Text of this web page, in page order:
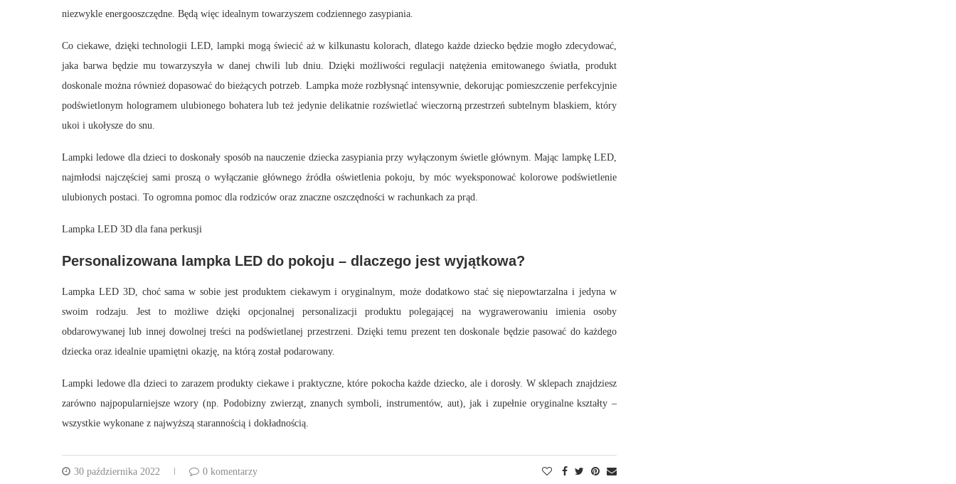
niezwykle energooszczędne. Będą więc idealnym towarzyszem codziennego zasypiania.
Co ciekawe, dzięki technologii LED, lampki mogą świecić aż w kilkunastu kolorach, dlatego każde dziecko będzie mogło zdecydować,
jaka barwa będzie mu towarzyszyła w danej chwili lub dniu. Dzięki możliwości regulacji natężenia emitowanego światła, produkt
doskonale można również dopasować do bieżących potrzeb. Lampka może rozbłysnąć intensywnie, dekorując pomieszczenie perfekcyjnie
podświetlonym hologramem ulubionego bohatera lub też jedynie delikatnie rozświetlać wieczorną przestrzeń subtelnym blaskiem, który
ukoi i ukołysze do snu.
Lampki ledowe dla dzieci to doskonały sposób na nauczenie dziecka zasypiania przy wyłączonym świetle głównym. Mając lampkę LED,
najmłodsi najczęściej sami proszą o wyłączanie głównego źródła oświetlenia pokoju, by móc wyeksponować kolorowe podświetlenie
ulubionych postaci. To ogromna pomoc dla rodziców oraz znaczne oszczędności w rachunkach za prąd.
Lampka LED 3D dla fana perkusji
Personalizowana lampka LED do pokoju – dlaczego jest wyjątkowa?
Lampka LED 3D, choć sama w sobie jest produktem ciekawym i oryginalnym, może dodatkowo stać się niepowtarzalna i jedyna w
swoim rodzaju. Jest to możliwe dzięki opcjonalnej personalizacji produktu polegającej na wygrawerowaniu imienia osoby
obdarowywanej lub innej dowolnej treści na podświetlanej przestrzeni. Dzięki temu prezent ten doskonale będzie pasować do każdego
dziecka oraz idealnie upamiętni okazję, na którą został podarowany.
Lampki ledowe dla dzieci to zarazem produkty ciekawe i praktyczne, które pokocha każde dziecko, ale i dorosły. W sklepach znajdziesz
zarówno najpopularniejsze wzory (np. Podobizny zwierząt, znanych symboli, instrumentów, aut), jak i zupełnie oryginalne kształty –
wszystkie wykonane z najwyższą starannością i dokładnością.
30 października 2022 0 komentarzy